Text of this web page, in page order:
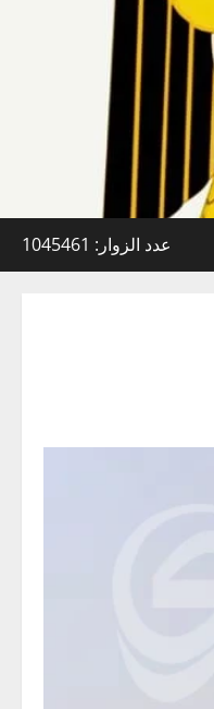
عدد الزوار: 1045461